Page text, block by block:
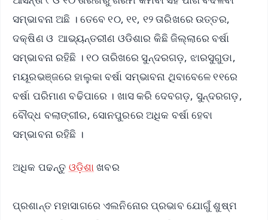
ସମ୍ଭାବନା ଅଛି । ତେବେ ୧୦, ୧୧, ୧୨ ତାରିଖରେ ଉତ୍ତର,
ଦକ୍ଷିଣ ଓ ଆଭ୍ୟନ୍ତରୀଣ ଓଡିଶାର କିଛି ଜିଲ୍ଲାରେ ବର୍ଷା
ସମ୍ଭାବନା ରହିଛି । ୧୦ ତାରିଖରେ ସୁନ୍ଦରଗଡ଼, ଝାରସୁଗୁଡା,
ମୟୂରଭଞ୍ଜରେ ହାଲୁକା ବର୍ଷା ସମ୍ଭାବନା ଥିବାବେଳେ ୧୧ରେ
ବର୍ଷା ପରିମାଣ ବଢିପାରେ । ଖାସ କରି ଦେବଗଡ଼, ସୁନ୍ଦରଗଡ଼,
ବୌଦ୍ଧ ବଲାଙ୍ଗୀର, ସୋନପୁରରେ ଅଧିକ ବର୍ଷା ହେବା
ସମ୍ଭାବନା ରହିଛି ।
ଅଧିକ ପଢନ୍ତୁ ଓଡ଼ିଶା ଖବର
ପ୍ରଶାନ୍ତ ମହାସାଗରେ ଏଲନିନୋର ପ୍ରଭାବ ଯୋଗୁଁ ଶୁଷ୍ମ